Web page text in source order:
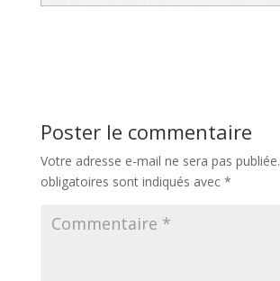
Poster le commentaire
Votre adresse e-mail ne sera pas publiée.
obligatoires sont indiqués avec *